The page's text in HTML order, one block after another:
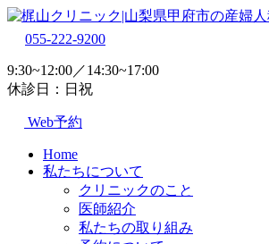
055-222-9200
9:30~12:00／14:30~17:00
休診日：日祝
Web予約
Home
私たちについて
クリニックのこと
医師紹介
私たちの取り組み